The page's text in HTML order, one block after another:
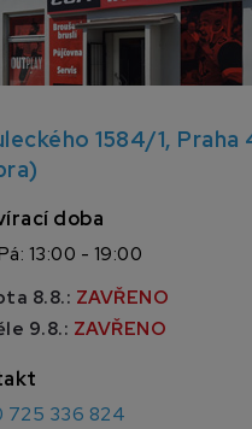
1584/1, Praha
doba
13:00 - 19:00
8.8.: ZAVŘENO
9.8.: ZAVŘENO
725 336 824